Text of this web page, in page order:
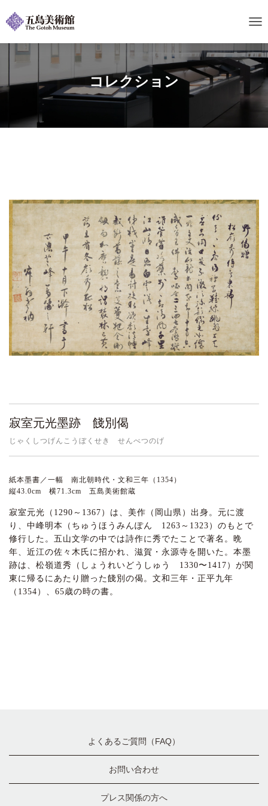
ビ
ゲ
ー
ョ
コレクション
寂室元光墨跡 餞別偈
じゃくしつげんこうぼくせき せんべつのげ
紙本墨書／一幅 南北朝時代・文和三年（1354）
縦43.0cm 横71.3cm 五島美術館蔵
寂室元光（1290～1367）は、美作（岡山県）出身。元に渡
り、中峰明本（ちゅうほうみんぽん 1263～1323）のもとで
修行した。五山文学の中では詩作に秀でたことで著名。晩
年、近江の佐々木氏に招かれ、滋賀・永源寺を開いた。本墨
跡は、松嶺道秀（しょうれいどうしゅう 1330〜1417）が関
東に帰るにあたり贈った餞別の偈。文和三年・正平九年
（1354）、65歳の時の書。
よくあるご質問（FAQ）
お問い合わせ
プレス関係の方へ